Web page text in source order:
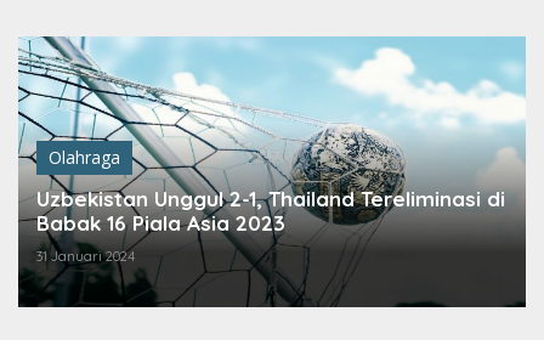
konten
Olahraga
Uzbekistan Unggul 2-1, Thailand Tereliminasi di
Babak 16 Piala Asia 2023
31 Januari 2024